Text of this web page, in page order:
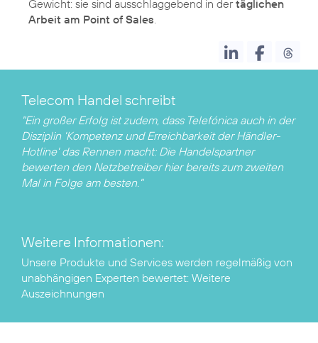
Gewicht: sie sind ausschlaggebend in dertäglichen
Arbeit am Point of Sales
Telecom Handel schreibt
"Ein großer Erfolg ist zudem, dass Telefónica auch in der
Disziplin 'Kompetenz und Erreichbarkeit der Händler-
Hotline' das Rennen macht: Die Handelspartner
bewerten den Netzbetreiber hier bereits zum zweiten
Mal in Folge am besten."
Weitere Informationen:
Unsere Produkte und Services werden regelmäßig von
unabhängigen Experten bewertet: Weitere
Auszeichnungen